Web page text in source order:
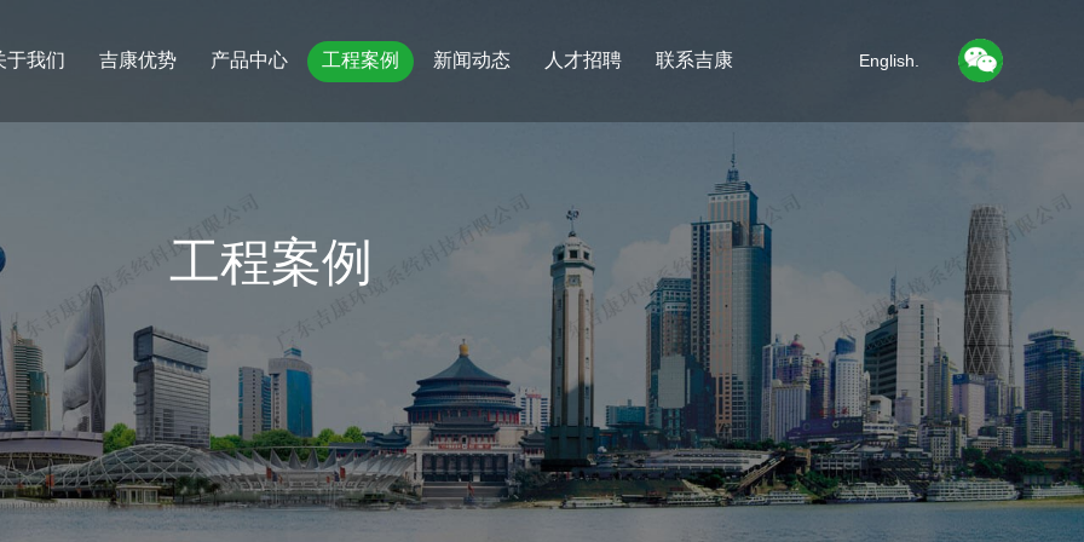
于我们 吉康优势 产品中心 工程案例 新闻动态 人才招聘 联系吉康 English.
工程案例